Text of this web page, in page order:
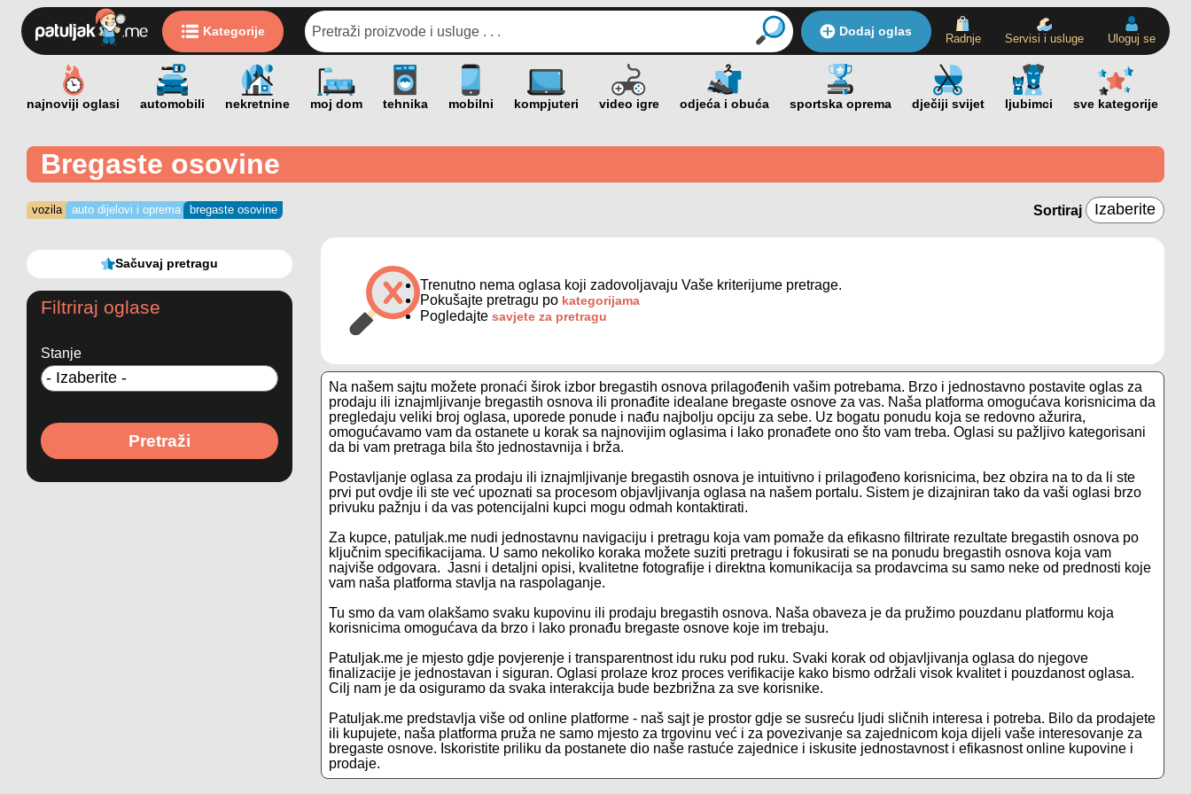
Kategorije Dodaj oglas
Radnje Servisi i usluge Uloguj se
Bregaste osovine
vozila auto dijelovi i oprema bregaste osovine Sortiraj
Sačuvaj pretragu
Filtriraj oglase
Stanje
Pretraži
Trenutno nema oglasa koji zadovoljavaju Vaše kriterijume pretrage.
Pokušajte pretragu po kategorijama
Pogledajte savjete za pretragu
Na našem sajtu možete pronaći širok izbor bregastih osnova prilagođenih vašim potrebama. Brzo i jednostavno postavite oglas za
prodaju ili iznajmljivanje bregastih osnova ili pronađite idealane bregaste osnove za vas. Naša platforma omogućava korisnicima da
pregledaju veliki broj oglasa, uporede ponude i nađu najbolju opciju za sebe. Uz bogatu ponudu koja se redovno ažurira,
omogućavamo vam da ostanete u korak sa najnovijim oglasima i lako pronađete ono što vam treba. Oglasi su pažljivo kategorisani
da bi vam pretraga bila što jednostavnija i brža.
Postavljanje oglasa za prodaju ili iznajmljivanje bregastih osnova je intuitivno i prilagođeno korisnicima, bez obzira na to da li ste
prvi put ovdje ili ste već upoznati sa procesom objavljivanja oglasa na našem portalu. Sistem je dizajniran tako da vaši oglasi brzo
privuku pažnju i da vas potencijalni kupci mogu odmah kontaktirati.
Za kupce, patuljak.me nudi jednostavnu navigaciju i pretragu koja vam pomaže da efikasno filtrirate rezultate bregastih osnova po
ključnim specifikacijama. U samo nekoliko koraka možete suziti pretragu i fokusirati se na ponudu bregastih osnova koja vam
najviše odgovara. Jasni i detaljni opisi, kvalitetne fotografije i direktna komunikacija sa prodavcima su samo neke od prednosti koje
vam naša platforma stavlja na raspolaganje.
Tu smo da vam olakšamo svaku kupovinu ili prodaju bregastih osnova. Naša obaveza je da pružimo pouzdanu platformu koja
korisnicima omogućava da brzo i lako pronađu bregaste osnove koje im trebaju.
Patuljak.me je mjesto gdje povjerenje i transparentnost idu ruku pod ruku. Svaki korak od objavljivanja oglasa do njegove
finalizacije je jednostavan i siguran. Oglasi prolaze kroz proces verifikacije kako bismo održali visok kvalitet i pouzdanost oglasa.
Cilj nam je da osiguramo da svaka interakcija bude bezbrižna za sve korisnike.
Patuljak.me predstavlja više od online platforme - naš sajt je prostor gdje se susreću ljudi sličnih interesa i potreba. Bilo da prodajete
ili kupujete, naša platforma pruža ne samo mjesto za trgovinu već i za povezivanje sa zajednicom koja dijeli vaše interesovanje za
bregaste osnove. Iskoristite priliku da postanete dio naše rastuće zajednice i iskusite jednostavnost i efikasnost online kupovine i
prodaje.